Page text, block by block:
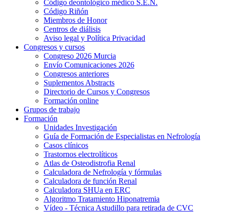
Código deontológico médico S.E.N.
Código Riñón
Miembros de Honor
Centros de diálisis
Aviso legal y Política Privacidad
Congresos y cursos
Congreso 2026 Murcia
Envío Comunicaciones 2026
Congresos anteriores
Suplementos Abstracts
Directorio de Cursos y Congresos
Formación online
Grupos de trabajo
Formación
Unidades Investigación
Guía de Formación de Especialistas en Nefrología
Casos clínicos
Trastornos electrolíticos
Atlas de Osteodistrofia Renal
Calculadora de Nefrología y fórmulas
Calculadora de función Renal
Calculadora SHUa en ERC
Algoritmo Tratamiento Hiponatremia
Vídeo - Técnica Astudillo para retirada de CVC